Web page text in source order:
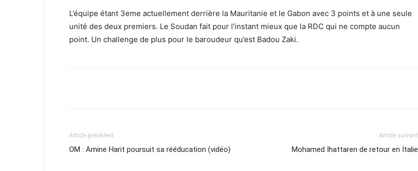
L’équipe étant 3eme actuellement derrière la Mauritanie et le Gabon avec 3 points et à une seule
unité des deux premiers. Le Soudan fait pour l’instant mieux que la RDC qui ne compte aucun
point. Un challenge de plus pour le baroudeur qu’est Badou Zaki.
Article précédent
OM : Amine Harit poursuit sa rééducation (vidéo)
Article suivant
Mohamed Ihattaren de retour en Italie